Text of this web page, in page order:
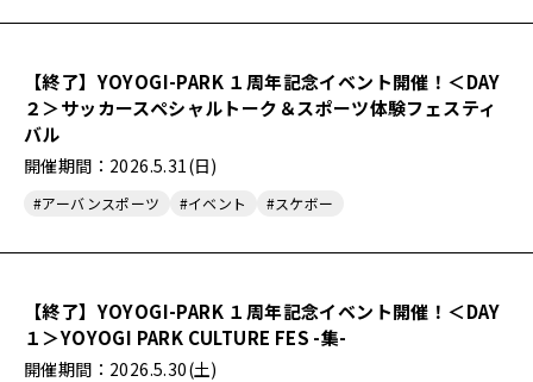
【終了】YOYOGI-PARK １周年記念イベント開催！＜DAY
２＞サッカースペシャルトーク＆スポーツ体験フェスティ
バル
開催期間：2026.5.31(日)
#アーバンスポーツ #イベント #スケボー
【終了】YOYOGI-PARK １周年記念イベント開催！＜DAY
１＞YOYOGI PARK CULTURE FES -集-
開催期間：2026.5.30(土)